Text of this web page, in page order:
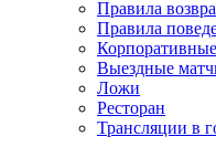
Правила
Правила
Выездные
Ложи
Ресторан
Трансляции в